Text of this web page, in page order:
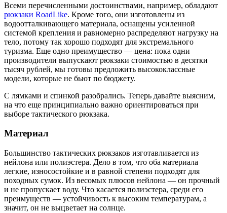
Всеми перечисленными достоинствами, например, обладают
рюкзаки RoadLike. Кроме того, они изготовлены из
водоотталкивающего материала, оснащены усиленной
системой крепления и равномерно распределяют нагрузку на
тело, потому так хорошо подходят для экстремального
туризма. Еще одно преимущество — цена: пока одни
производители выпускают рюкзаки стоимостью в десятки
тысяч рублей, мы готовы предложить высококлассные
модели, которые не бьют по бюджету.
С лямками и спинкой разобрались. Теперь давайте выясним,
на что еще принципиально важно ориентироваться при
выборе тактического рюкзака.
Материал
Большинство тактических рюкзаков изготавливается из
нейлона или полиэстера. Дело в том, что оба материала
легкие, износостойкие и в равной степени подходят для
походных сумок. Из весомых плюсов нейлона — он прочный
и не пропускает воду. Что касается полиэстера, среди его
преимуществ — устойчивость к высоким температурам, а
значит, он не выцветает на солнце.